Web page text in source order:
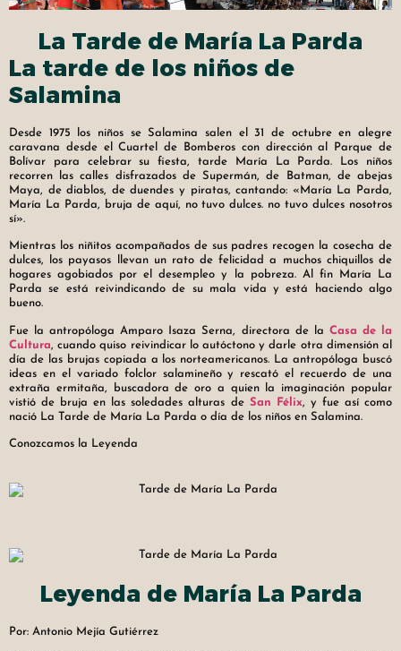
La Tarde de María La Parda
La tarde de los niños de
Salamina
Desde 1975 los niños se Salamina salen el 31 de octubre en alegre
caravana desde el Cuartel de Bomberos con dirección al Parque de
Bolívar para celebrar su fiesta, tarde María La Parda. Los niños
recorren las calles disfrazados de Supermán, de Batman, de abejas
Maya, de diablos, de duendes y piratas, cantando: «María La Parda,
María La Parda, bruja de aquí, no tuvo dulces. no tuvo dulces nosotros
sí».
Mientras los niñitos acompañados de sus padres recogen la cosecha de
dulces, los payasos llevan un rato de felicidad a muchos chiquillos de
hogares agobiados por el desempleo y la pobreza. Al fin María La
Parda se está reivindicando de su mala vida y está haciendo algo
bueno.
Fue la antropóloga Amparo Isaza Serna, directora de la Casa de la
Cultura, cuando quiso reivindicar lo autóctono y darle otra dimensión al
día de las brujas copiada a los norteamericanos. La antropóloga buscó
ideas en el variado folclor salamineño y rescató el recuerdo de una
extraña ermitaña, buscadora de oro a quien la imaginación popular
vistió de bruja en las soledades alturas de San Félix, y fue así como
nació La Tarde de María La Parda o día de los niños en Salamina.
Conozcamos la Leyenda
Leyenda de María La Parda
Por: Antonio Mejía Gutiérrez